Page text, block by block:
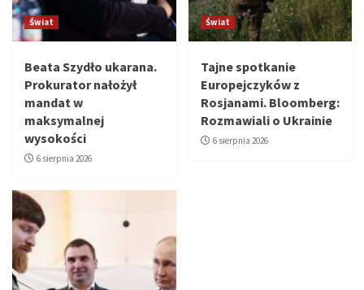
Świat
Beata Szydło ukarana.
Prokurator nałożył
mandat w
maksymalnej
wysokości
6 sierpnia 2026
Świat
Tajne spotkanie
Europejczyków z
Rosjanami. Bloomberg:
Rozmawiali o Ukrainie
6 sierpnia 2026